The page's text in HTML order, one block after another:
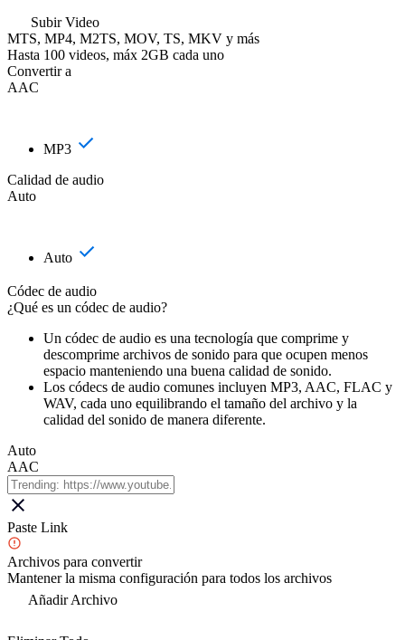
Subir Video
MTS, MP4, M2TS, MOV, TS, MKV y más
Hasta 100 videos, máx 2GB cada uno
Convertir a
AAC
MP3
Calidad de audio
Auto
Auto
Códec de audio
¿Qué es un códec de audio?
Un códec de audio es una tecnología que comprime y
descomprime archivos de sonido para que ocupen menos
espacio manteniendo una buena calidad de sonido.
Los códecs de audio comunes incluyen MP3, AAC, FLAC y
WAV, cada uno equilibrando el tamaño del archivo y la
calidad del sonido de manera diferente.
Auto
AAC
Paste Link
Archivos para convertir
Mantener la misma configuración para todos los archivos
Añadir Archivo